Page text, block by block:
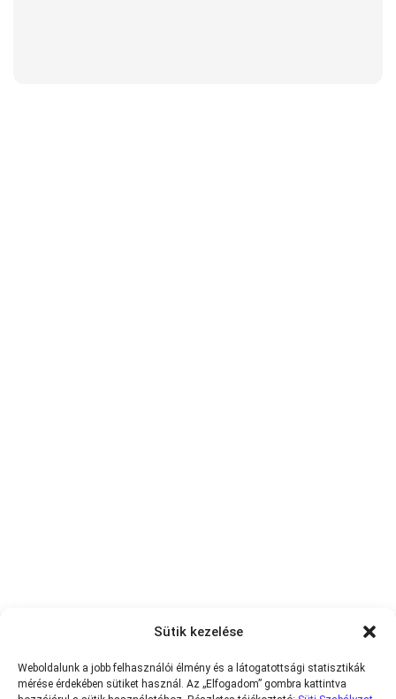
Sütik kezelése
Weboldalunk a jobb felhasználói élmény és a látogatottsági statisztikák
mérése érdekében sütiket használ. Az „Elfogadom” gombra kattintva